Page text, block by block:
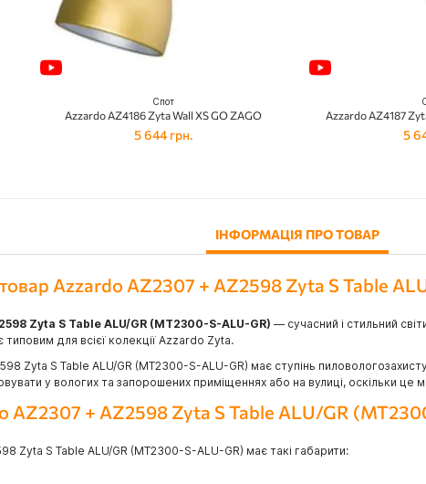
Спот
Azzardo AZ4186 Zyta Wall XS GO ZAGO
5 644 грн.
Azzardo AZ4187
5
ІНФОРМАЦІЯ ПРО ТОВАР
Azzardo AZ2307 + AZ2598 Zyta S Table
Zyta S Table ALU/GR (MT2300-S-ALU-GR) — сучасний і стильний
для всієї колекції Azzardo Zyta.
Zyta S Table ALU/GR (MT2300-S-ALU-GR) має ступінь
у вологих та запорошених приміщеннях або на вулиці, оскільки це
AZ2307 + AZ2598 Zyta S Table ALU/GR
Zyta S Table ALU/GR (MT2300-S-ALU-GR) має такі габарити: